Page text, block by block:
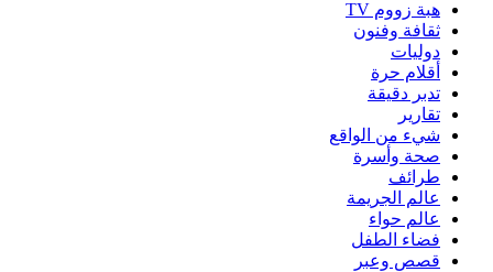
هبة زووم TV
ثقافة وفنون
دوليات
أقلام حرة
تدبر دقيقة
تقارير
شيء من الواقع
صحة وأسرة
طرائف
عالم الجريمة
عالم حواء
فضاء الطفل
قصص وعبر